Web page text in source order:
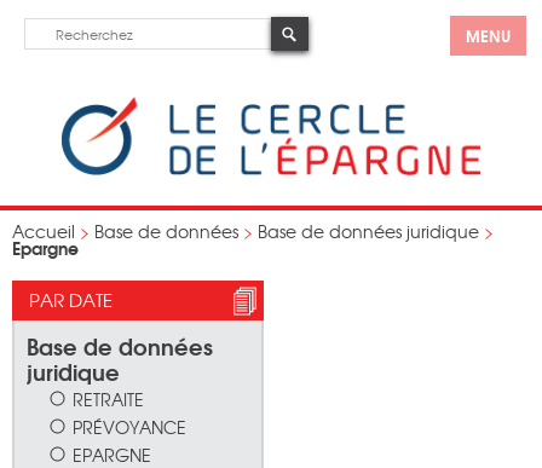
MENU
Accueil > Base de données > Base de données juridique >
Epargne
PAR DATE
Base de données
juridique
RETRAITE
PRÉVOYANCE
EPARGNE